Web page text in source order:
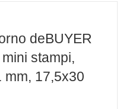
deBUYER
stampi,
mm, 17,5x30